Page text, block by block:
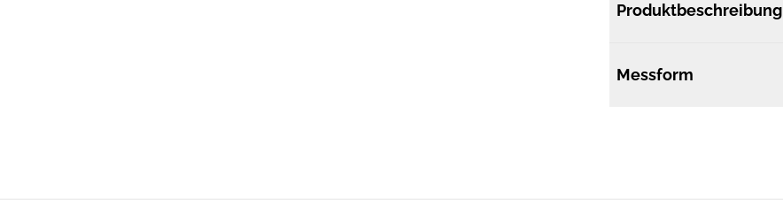
Produktbeschreibung
Messform